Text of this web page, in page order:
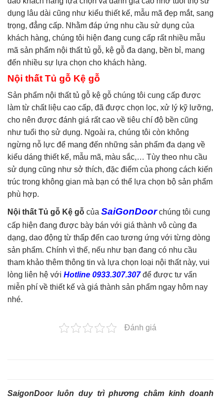
dụng lâu dài cũng như kiểu thiết kế, mẫu mã đẹp mắt, sang
trọng, đẳng cấp. Nhằm đáp ứng nhu cầu sử dụng của
khách hàng, chúng tôi hiện đang cung cấp rất nhiều mẫu
mã sản phẩm nội thất tủ gỗ, kệ gỗ đa dạng, bền bỉ, mang
đến nhiều sự lựa chọn cho khách hàng.
Nội thất Tủ gỗ Kệ gỗ
Sản phẩm nội thất tủ gỗ kệ gỗ chúng tôi cung cấp được
làm từ chất liệu cao cấp, đã được chọn lọc, xử lý kỹ lưỡng,
cho nên được đánh giá rất cao về tiêu chí độ bền cũng
như tuổi thọ sử dụng. Ngoài ra, chúng tôi còn không
ngừng nỗ lực để mang đến những sản phẩm đa dạng về
kiểu dáng thiết kế, mẫu mã, màu sắc,… Tùy theo nhu cầu
sử dụng cũng như sở thích, đặc điểm của phong cách kiến
trúc trong không gian mà bạn có thể lựa chọn bộ sản phẩm
phù hợp.
Nội thất Tủ gỗ Kệ gỗ của SaiGonDoorchúng tôi cung
cấp hiện đang được bày bán với giá thành vô cùng đa
dạng, dao động từ thấp đến cao tương ứng với từng dòng
sản phẩm. Chính vì thế, nếu như bạn đang có nhu cầu
tham khảo thêm thông tin và lựa chọn loại nội thất này, vui
lòng liên hệ với Hotline 0933.307.307để được tư vấn
miễn phí về thiết kế và giá thành sản phẩm ngay hôm nay
nhé.
Đánh giá
SaigonDoor luôn duy trì phương châm kinh doanh